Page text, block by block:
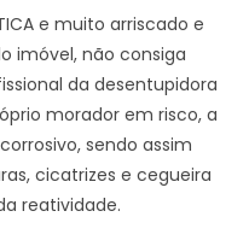
e muito arriscado e
imóvel, não consiga
da desentupidora
morador em risco, a
sendo assim
cicatrizes e cegueira
reatividade.